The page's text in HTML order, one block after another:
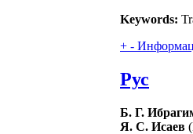
Keywords:
+ -
Рус
Б. Г.
Я. С. Исаев